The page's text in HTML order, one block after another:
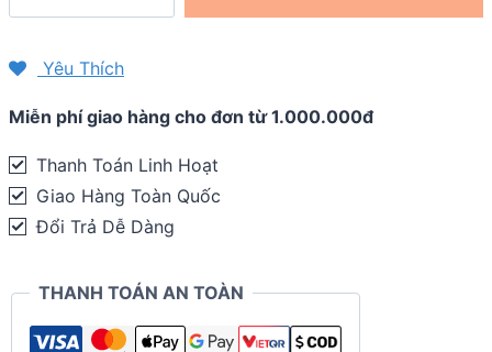
Nike
Zoom
Terra
Kiger
6
Yêu Thích
Miễn phí giao hàng cho đơn từ 1.000.000đ
Thanh Toán Linh Hoạt
Giao Hàng Toàn Quốc
Đổi Trả Dễ Dàng
THANH TOÁN AN TOÀN